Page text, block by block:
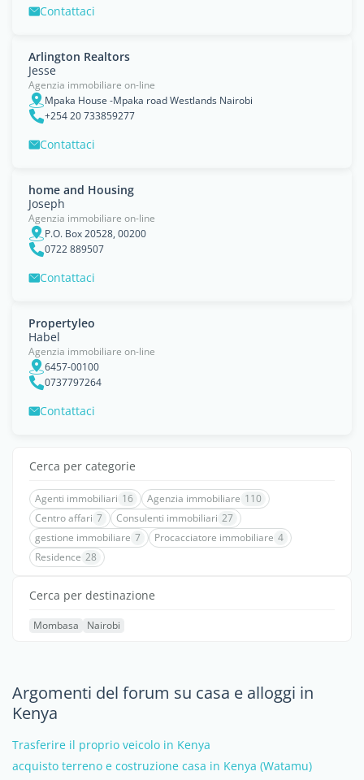
Contattaci
Arlington Realtors
Jesse
Agenzia immobiliare on-line
Mpaka House -Mpaka road Westlands Nairobi
+254 20 733859277
Contattaci
home and Housing
Joseph
Agenzia immobiliare on-line
P.O. Box 20528, 00200
0722 889507
Contattaci
Propertyleo
Habel
Agenzia immobiliare on-line
6457-00100
0737797264
Contattaci
Cerca per categorie
Agenti immobiliari 16 Agenzia immobiliare 110
Centro affari 7 Consulenti immobiliari 27
gestione immobiliare 7 Procacciatore immobiliare 4
Residence 28
Cerca per destinazione
Mombasa Nairobi
Argomenti del forum su casa e alloggi in
Kenya
Trasferire il proprio veicolo in Kenya
acquisto terreno e costruzione casa in Kenya (Watamu)